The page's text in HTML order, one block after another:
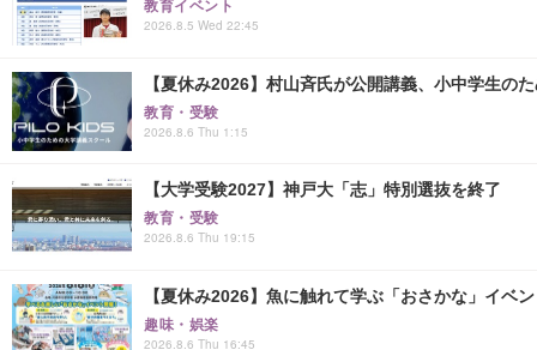
教育イベント
2026.8.5 Wed 22:45
【夏休み2026】村山斉氏が公開講義、小中学生の
教育・受験
2026.8.6 Thu 1:15
【大学受験2027】神戸大「志」特別選抜を終了
教育・受験
2026.8.6 Thu 19:15
【夏休み2026】魚に触れて学ぶ「おさかな」イベ
趣味・娯楽
2026.8.6 Thu 16:45